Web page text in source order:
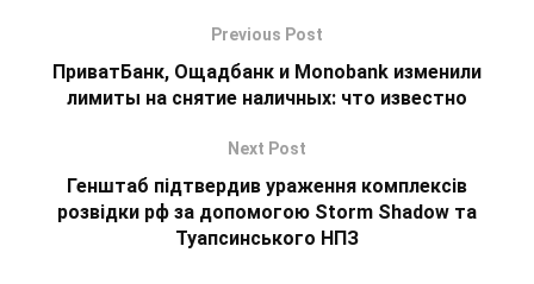
Previous Post
ПриватБанк, Ощадбанк и Monobank изменили
лимиты на снятие наличных: что известно
Next Post
Генштаб підтвердив ураження комплексів
розвідки рф за допомогою Storm Shadow та
Туапсинського НПЗ